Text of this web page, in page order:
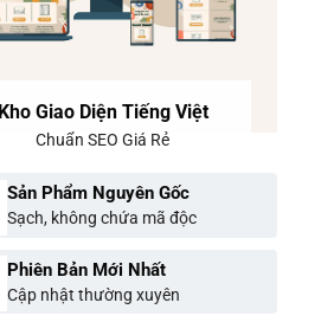
Kho Giao Diện Tiếng Việt
Chuẩn SEO Giá Rẻ
Sản Phẩm Nguyên Gốc
Sạch, không chứa mã độc
Phiên Bản Mới Nhất
Cập nhật thường xuyên